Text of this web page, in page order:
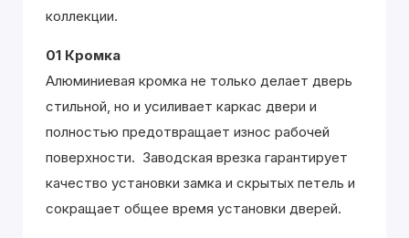
коллекции.
01 Кромка
Алюминиевая кромка не только делает дверь
стильной, но и усиливает каркас двери и
полностью предотвращает износ рабочей
поверхности. Заводская врезка гарантирует
качество установки замка и скрытых петель и
сокращает общее время установки дверей.